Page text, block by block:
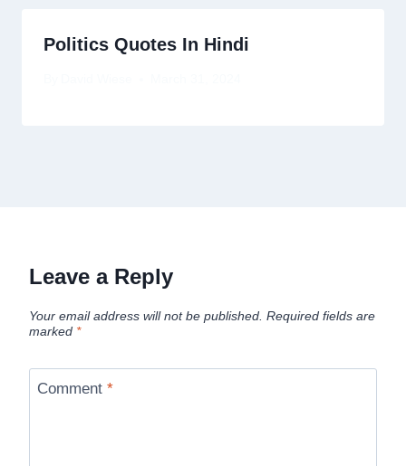
Politics Quotes In Hindi
Leave a Reply
Your email address will not be published. Required fields are
marked *
Comment *